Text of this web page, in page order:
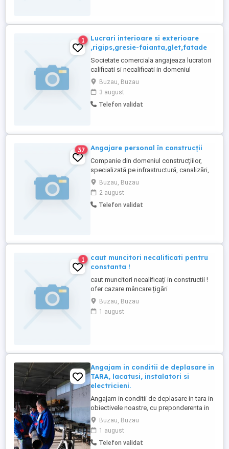
1
Lucrari interioare si exterioare
,rigips,gresie-faianta,glet,fatade
Societate comerciala angajeaza lucratori
calificati si necalificati in domeniul
constructiilor! Lasati numarul de telefon
pentru a va putea contacta! Multumim
anticipat!
Buzau, Buzau
3 august
Telefon validat
37 Angajare personal în construcții
Companie din domeniul construcțiilor,
specializată pe infrastructură, canalizări,
terasamente angajează în condiții
avantajoase, personal cu experiență
pentru următoarele funcții: - Inginer
construcții civile - Șef șantier - Gestionar
Buzau, Buzau
2 august
Telefon validat
1
caut muncitori necalificati pentru
constanta !
caut muncitori necalificați in constructii !
ofer cazare mâncare țigări
Buzau, Buzau
1 august
Angajam in conditii de deplasare in
TARA, lacatusi, instalatori si
electricieni.
Angajam in conditii de deplasare in tara in
obiectivele noastre, cu preponderenta in
Bucuresti. - Se asigura cazare, diurna si
decontarea tuturor cheltuielilor, inclusiv
transport. - Cazare de foarte buna calitate,
Pensiuni, Motel, Apartamente de foarte
Buzau, Buzau
1 august
Telefon validat